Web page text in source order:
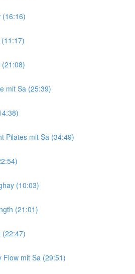
(16:16)
(21:08)
mit Sa (25:39)
Pilates mit Sa (34:49)
(10:03)
(21:01)
(22:47)
Flow mit Sa (29:51)